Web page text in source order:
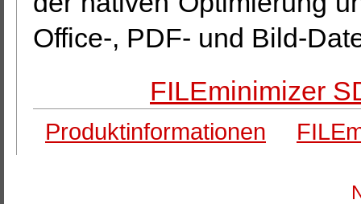
Office-, PDF- und Bild-
FILEminimizer
Produktinformationen